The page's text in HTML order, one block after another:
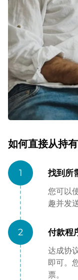
如何直接从持
1 找到所
您可以
趣并发
2 付款程
达成协
即可。
票。